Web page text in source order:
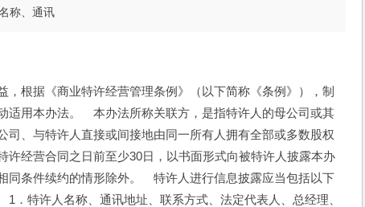
称、通讯
根据《商业特许经营管理条例》（以下简称《条例》），制
用本办法。　本办法所称关联方，是指特许人的母公司或其
、与特许人直接或间接地由同一所有人拥有全部或多数股权
经营合同之日前至少30日，以书面形式向被特许人披露本办
条件续约的情形除外。　特许人进行信息披露应当包括以下
．特许人名称、通讯地址、联系方式、法定代表人、总经理、